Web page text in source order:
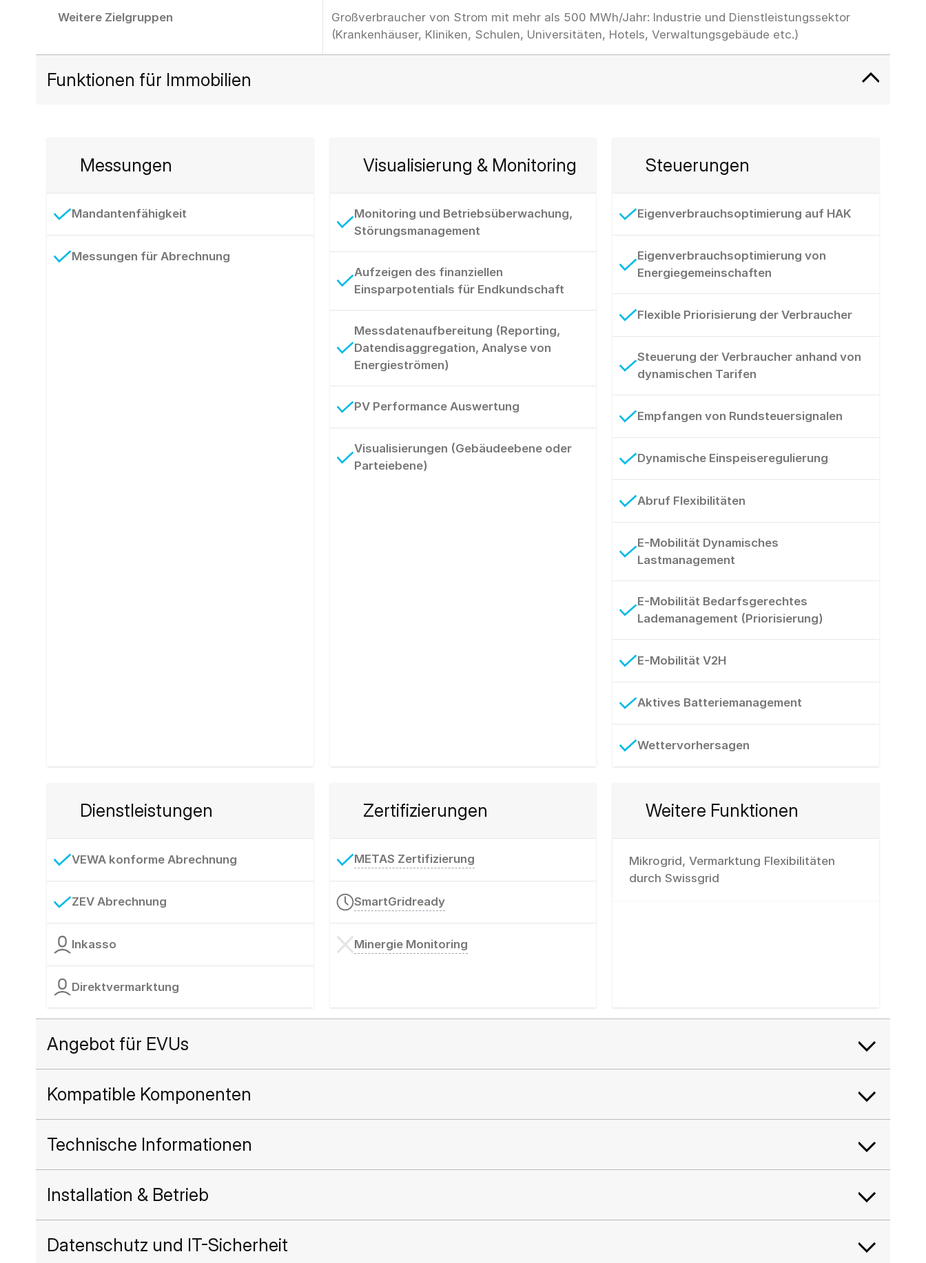
Weitere Zielgruppen
Großverbraucher von Strom mit mehr als 500 MWh/Jahr: Industrie und Dienstleistungssektor
(Krankenhäuser, Kliniken, Schulen, Universitäten, Hotels, Verwaltungsgebäude etc.)
Funktionen für Immobilien
Messungen
Mandantenfähigkeit
Messungen für Abrechnung
Visualisierung & Monitoring
Monitoring und Betriebsüberwachung,
Störungsmanagement
Aufzeigen des finanziellen
Einsparpotentials für Endkundschaft
Messdatenaufbereitung (Reporting,
Datendisaggregation, Analyse von
Energieströmen)
PV Performance Auswertung
Visualisierungen (Gebäudeebene oder
Parteiebene)
Steuerungen
Eigenverbrauchsoptimierung auf HAK
Eigenverbrauchsoptimierung von
Energiegemeinschaften
Flexible Priorisierung der Verbraucher
Steuerung der Verbraucher anhand von
dynamischen Tarifen
Empfangen von Rundsteuersignalen
Dynamische Einspeiseregulierung
Abruf Flexibilitäten
E-Mobilität Dynamisches
Lastmanagement
E-Mobilität Bedarfsgerechtes
Lademanagement (Priorisierung)
E-Mobilität V2H
Aktives Batteriemanagement
Wettervorhersagen
Dienstleistungen
VEWA konforme Abrechnung
ZEV Abrechnung
Inkasso
Direktvermarktung
Zertifizierungen
METAS Zertifizierung
SmartGridready
Minergie Monitoring
Weitere Funktionen
Mikrogrid, Vermarktung Flexibilitäten
durch Swissgrid
Angebot für EVUs
Kompatible Komponenten
Technische Informationen
Installation & Betrieb
Datenschutz und IT-Sicherheit